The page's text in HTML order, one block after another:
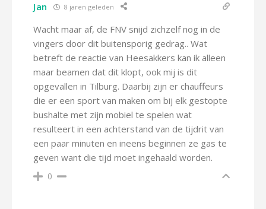
Jan 8 jaren geleden
Wacht maar af, de FNV snijd zichzelf nog in de
vingers door dit buitensporig gedrag.. Wat
betreft de reactie van Heesakkers kan ik alleen
maar beamen dat dit klopt, ook mij is dit
opgevallen in Tilburg. Daarbij zijn er chauffeurs
die er een sport van maken om bij elk gestopte
bushalte met zijn mobiel te spelen wat
resulteert in een achterstand van de tijdrit van
een paar minuten en ineens beginnen ze gas te
geven want die tijd moet ingehaald worden.
0